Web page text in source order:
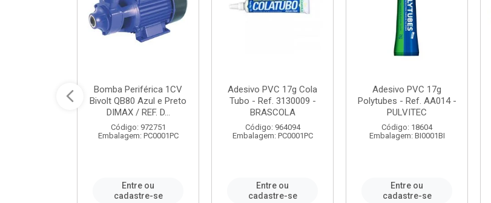
Bomba Periférica 1CV
Bivolt QB80 Azul e Preto
DIMAX / REF. D...
Código: 972751
Embalagem: PC0001PC
Entre ou
cadastre-se
Adesivo PVC 17g Cola
Tubo - Ref. 3130009 -
BRASCOLA
Código: 964094
Embalagem: PC0001PC
Entre ou
cadastre-se
Adesivo PVC 17g
Polytubes - Ref. AA014 -
PULVITEC
Código: 18604
Embalagem: BI0001BI
Entre ou
cadastre-se